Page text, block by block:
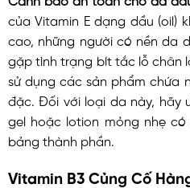
của Vitamin E dạng dầu (oil)
cao, những người có nền da
gặp tình trạng bít tắc lỗ chân
sử dụng các sản phẩm chứa
đặc. Đối với loại da này, hãy
gel hoặc lotion mỏng nhẹ
bảng thành phần.
Vitamin B3 Củng Cố